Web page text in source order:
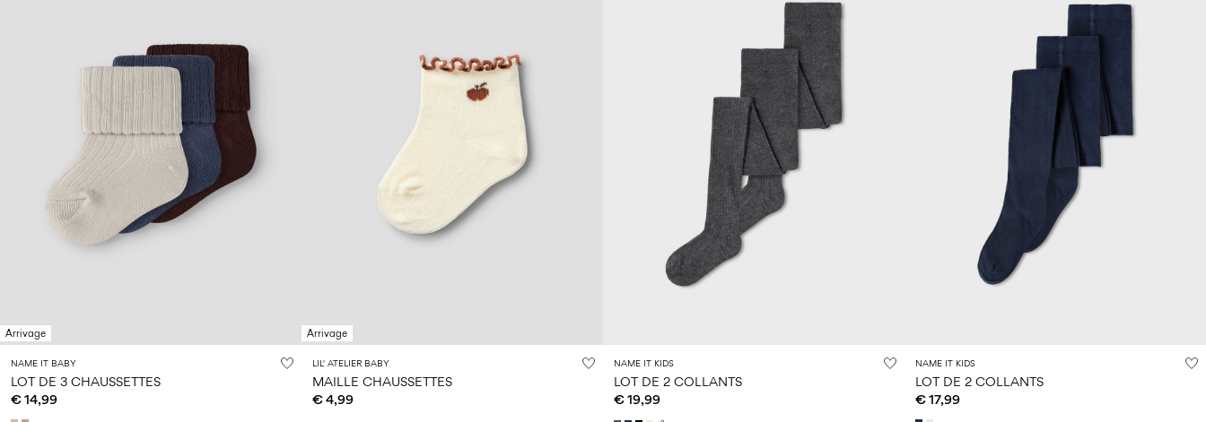
Arrivage
NAME IT BABY
LOT DE 3 CHAUSSETTES
€ 14,99
Arrivage
LIL' ATELIER BABY
MAILLE CHAUSSETTES
€ 4,99
NAME IT KIDS
LOT DE 2 COLLANTS
€ 19,99
NAME IT KIDS
LOT DE 2 COLLANTS
€ 17,99